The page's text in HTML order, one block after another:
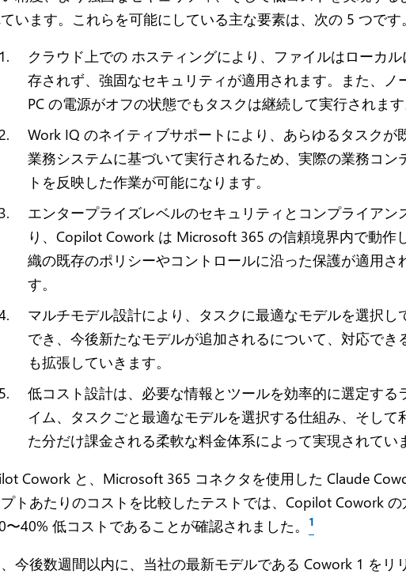
います。これらを可能にしている主な要素は、次の 5 つです。
クラウド上での ホスティングにより、ファイルはローカル
存されず、強固なセキュリティが適用されます。また、ノ
PC の電源がオフの状態でもタスクは継続して実行されます
Work IQ のネイティブサポートにより、あらゆるタスクが
業務システムに基づいて実行されるため、実際の業務コン
トを反映した作業が可能になります。
エンタープライズレベルのセキュリティとコンプライアン
り、Copilot Cowork は Microsoft 365 の信頼境界内で動作
織の既存のポリシーやコントロールに沿った保護が適用さ
す。
マルチモデル設計により、タスクに最適なモデルを選択し
でき、今後新たなモデルが追加されるについて、対応でき
も拡張していきます。
低コスト設計は、必要な情報とツールを効率的に選定する
イム、タスクごと最適なモデルを選択する仕組み、そして
た分だけ課金される柔軟な料金体系によって実現されてい
Cowork と、Microsoft 365 コネクタを使用した Claude
トあたりのコストを比較したテストでは、Copilot Cowork
〜40% 低コストであることが確認されました。
1
、今後数週間以内に、当社の最新モデルである Cowork 1 をリ